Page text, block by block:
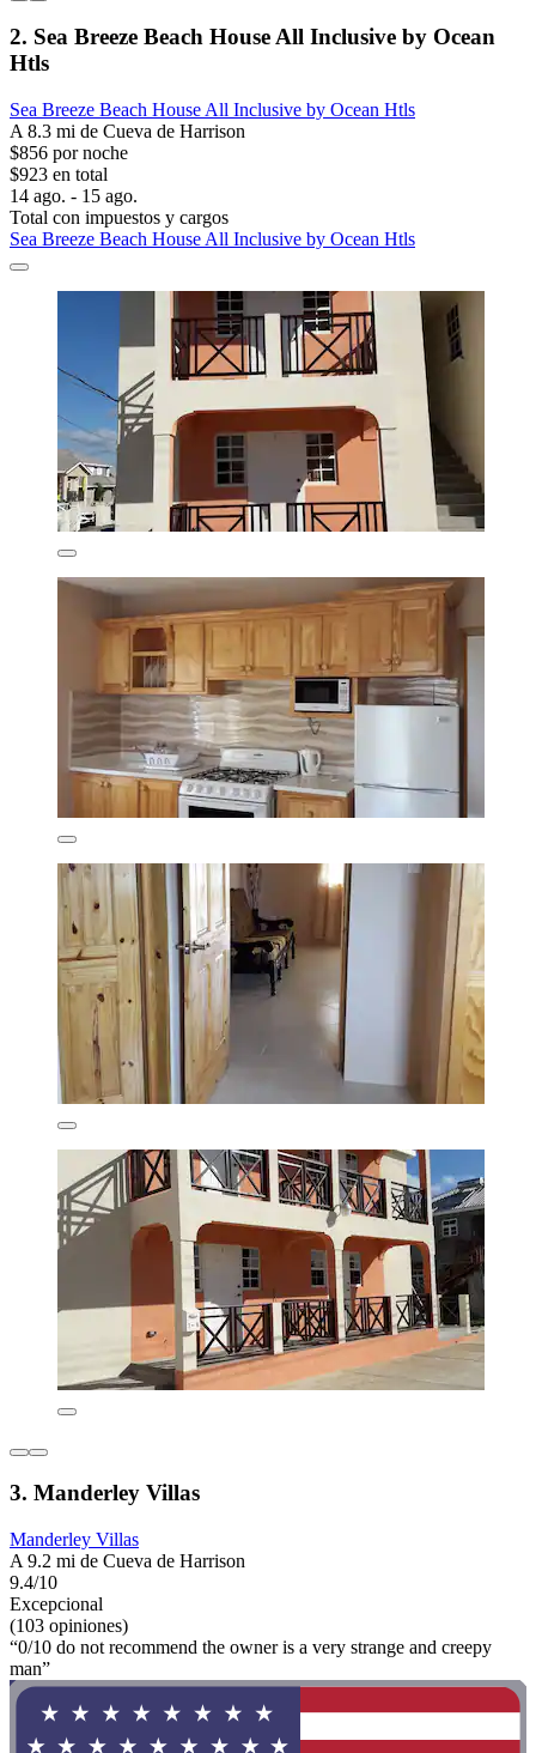
2. Sea Breeze Beach House All Inclusive by Ocean
Htls
Sea Breeze Beach House All Inclusive by Ocean Htls
A 8.3 mi de Cueva de Harrison
$856 por noche
$923 en total
14 ago. - 15 ago.
Total con impuestos y cargos
Sea Breeze Beach House All Inclusive by Ocean Htls
3. Manderley Villas
Manderley Villas
A 9.2 mi de Cueva de Harrison
9.4/10
Excepcional
(103 opiniones)
“0/10 do not recommend the owner is a very strange and creepy
man”